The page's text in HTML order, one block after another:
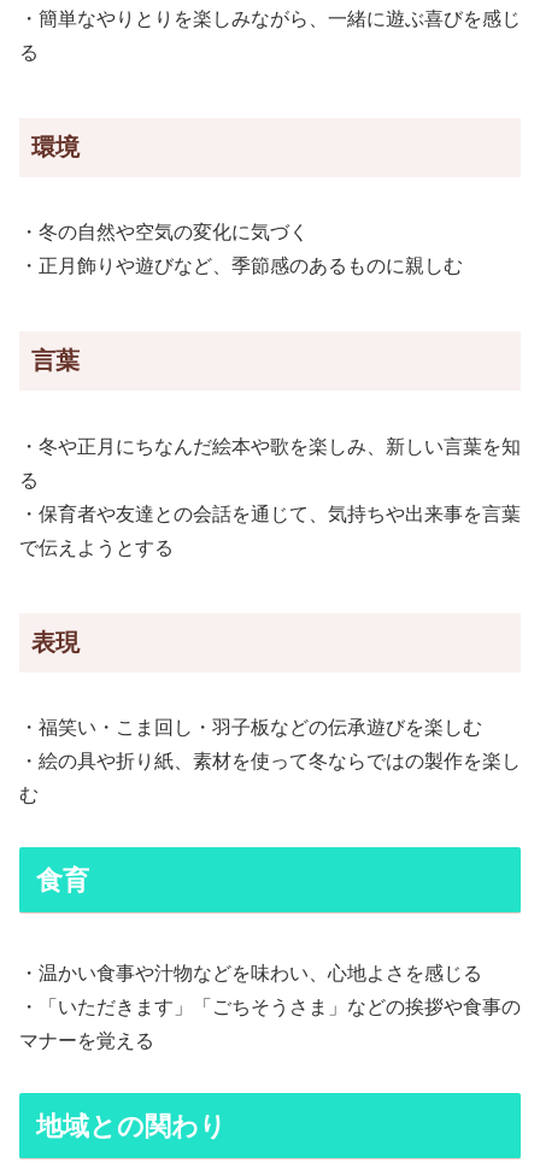
・簡単なやりとりを楽しみながら、一緒に遊ぶ喜びを感じ
る
環境
・冬の自然や空気の変化に気づく
・正月飾りや遊びなど、季節感のあるものに親しむ
言葉
・冬や正月にちなんだ絵本や歌を楽しみ、新しい言葉を知
る
・保育者や友達との会話を通じて、気持ちや出来事を言葉
で伝えようとする
表現
・福笑い・こま回し・羽子板などの伝承遊びを楽しむ
・絵の具や折り紙、素材を使って冬ならではの製作を楽し
む
食育
・温かい食事や汁物などを味わい、心地よさを感じる
・「いただきます」「ごちそうさま」などの挨拶や食事の
マナーを覚える
地域との関わり